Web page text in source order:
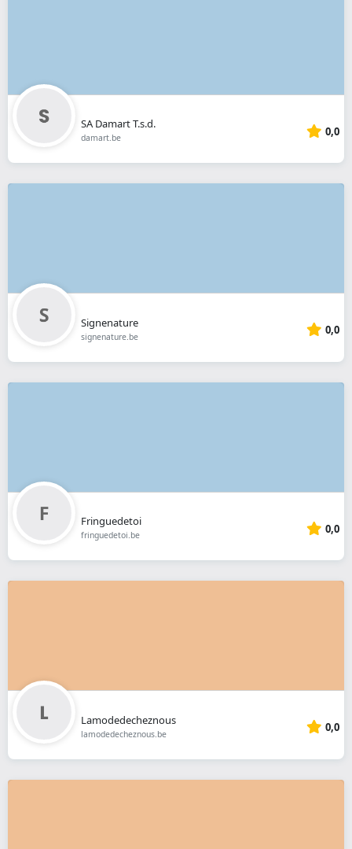
SA Damart T.s.d.
damart.be 0,0
Signenature
signenature.be 0,0
Fringuedetoi
fringuedetoi.be 0,0
Lamodedecheznous
lamodedecheznous.be 0,0